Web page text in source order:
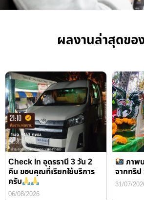
ผลงานล่าสุดขอ
Check In อุดรธานี 3 วัน 2
คืน ขอบคุณที่เรียกใช้บริการ
ครับ
06/08/2026
ภาพ
จากทริป
31/07/